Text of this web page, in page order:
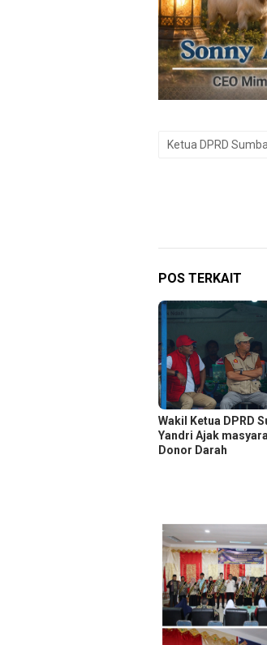
Ketua DPRD
POS TERKAIT
Wakil Ketua DPRD
Yandri Ajak
Donor Darah